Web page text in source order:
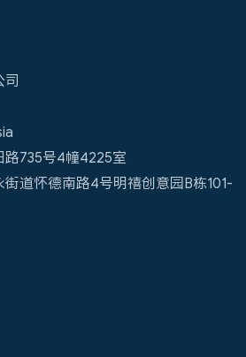
路735号4幢4225室
道怀德南路4号明禧创意园B栋101-